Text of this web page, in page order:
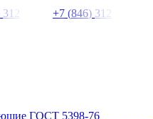
31 +7 (846) 31
ГОСТ 5398-76